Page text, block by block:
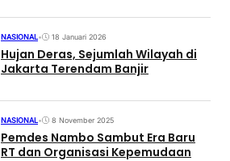
NASIONAL• 18 Januari 2026
Hujan Deras, Sejumlah Wilayah di
Jakarta Terendam Banjir
NASIONAL• 8 November 2025
Pemdes Nambo Sambut Era Baru
RT dan Organisasi Kepemudaan